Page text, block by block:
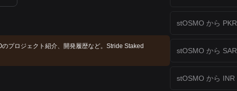
プロジェクト紹介、開発履歴など。Stride Staked
stOSMO から PKR
stOSMO から SAR
stOSMO から INR